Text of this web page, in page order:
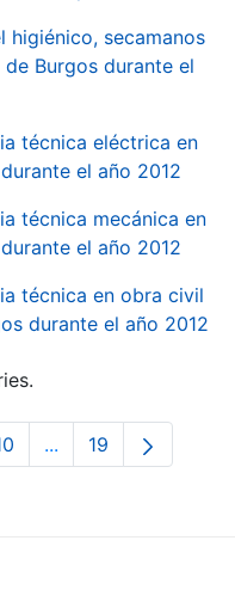
higiénico, secamanos
Burgos durante el
técnica eléctrica en
el año 2012
técnica mecánica en
el año 2012
técnica en obra civil
durante el año 2012
Use TAB to
Page...Intermediate Pages
Page
19